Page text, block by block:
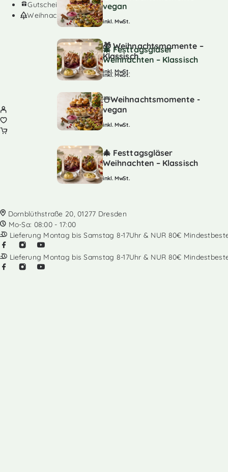
Gutscheine
Weihnachten
🎁 Weihnachtsmomente –
Klassisch
inkl. MwSt.
☃️Weihnachtsmomente -
vegan
inkl. MwSt.
🎄 Festtagsgläser
Weihnachten – Klassisch
inkl. MwSt.
Dornblüthstraße 20, 01277 Dresden
Mo-Sa: 08:00 - 17:00
Lieferung Montag bis Samstag 8-17Uhr & NUR 80€
Lieferung Montag bis Samstag 8-17Uhr & NUR 80€
vegan
inkl. MwSt.
🎄 Festtagsgläser
Weihnachten – Klassisch
inkl. MwSt.